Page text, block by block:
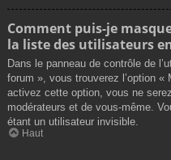
Comment puis-je
la liste des utilisateurs
Dans le panneau de contrôle de
forum », vous trouverez l’option
activez cette option, vous ne
modérateurs et de vous-même.
étant un utilisateur invisible.
Haut